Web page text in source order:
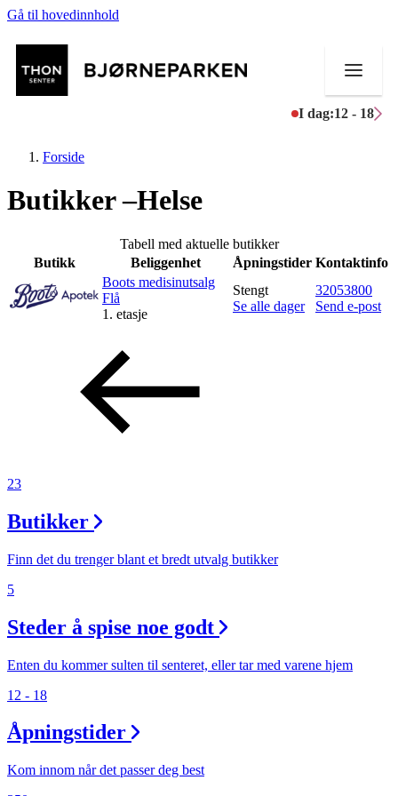
Gå til hovedinnhold
I dag:12 - 18
Mat og drikke
Aktiviteter
Inspirasjon
Åpningstider
Praktisk informasjon
Magasin
Gavekort
Finn frem
Forside
Butikker –Helse
Tabell med aktuelle butikker
Butikk
Beliggenhet Åpningstider Kontaktinfo
Boots medisinutsalg
Flå
1. etasje
Stengt
Se alle dager
32053800
Send e-post
23
Butikker
Finn det du trenger blant et bredt utvalg butikker
5
Steder å spise noe godt
Enten du kommer sulten til senteret, eller tar med varene hjem
12 - 18
Åpningstider
Kom innom når det passer deg best